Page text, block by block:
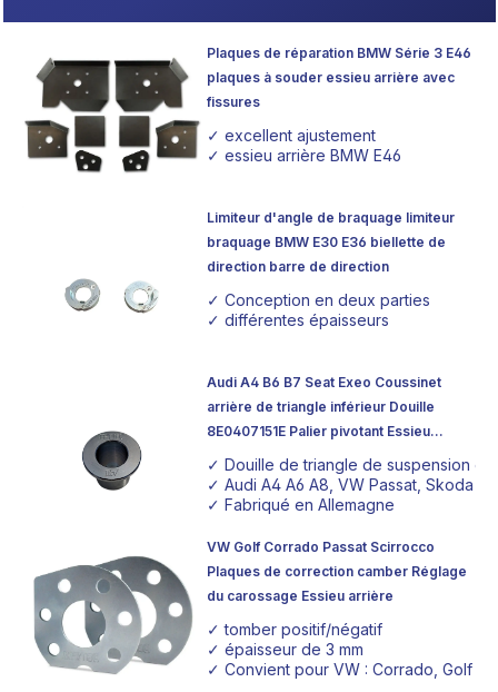
Plaques de réparation BMW Série 3 E46
plaques à souder essieu arrière avec
fissures
✓ excellent ajustement
✓ essieu arrière BMW E46
Limiteur d'angle de braquage limiteur
braquage BMW E30 E36 biellette de
direction barre de direction
✓ Conception en deux parties
✓ différentes épaisseurs
Audi A4 B6 B7 Seat Exeo Coussinet
arrière de triangle inférieur Douille
8E0407151E Palier pivotant Essieu
multibras Essieu avant
✓ Douille de triangle de suspension
✓ Audi A4 A6 A8, VW Passat, Skoda
✓ Fabriqué en Allemagne
VW Golf Corrado Passat Scirrocco
Plaques de correction camber Réglage
du carossage Essieu arrière
✓ tomber positif/négatif
✓ épaisseur de 3 mm
✓ Convient pour VW : Corrado, Golf 2